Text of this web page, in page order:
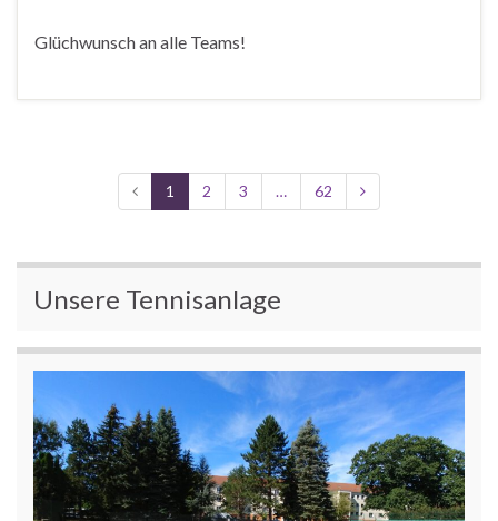
Glüchwunsch an alle Teams!
1 2 3 … 62
Unsere Tennisanlage